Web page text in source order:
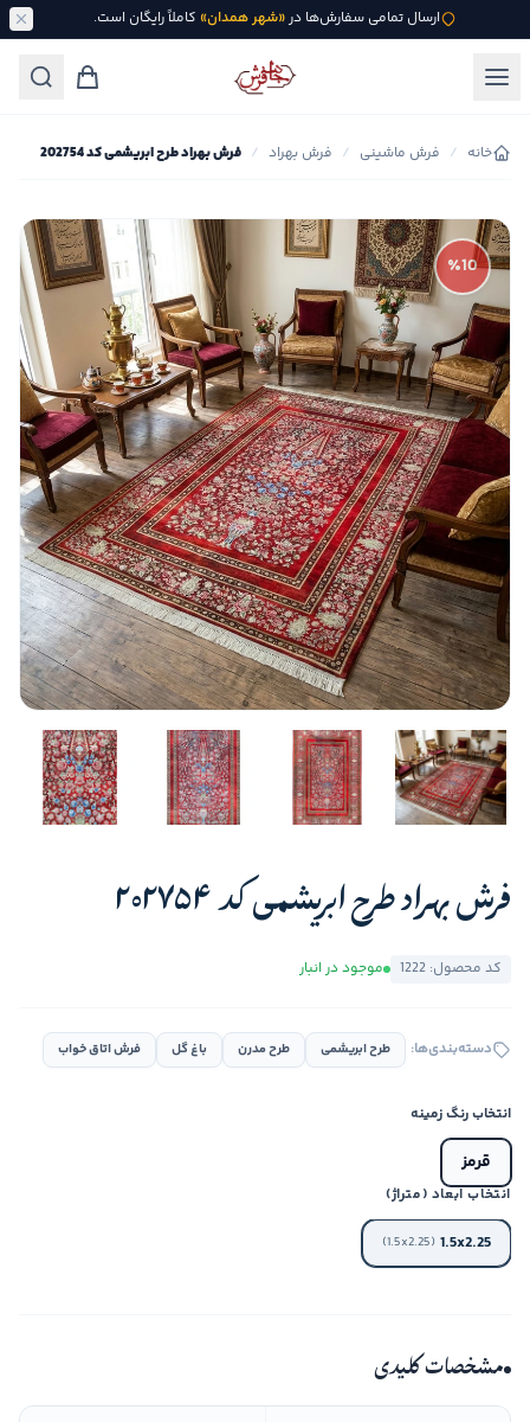
ارسال تمامی سفارش‌ها در«شهر همدان» کاملاً رایگان است.
خانه / فرش ماشینی / فرش بهراد / فرش بهراد طرح ابریشمی کد 202754
٪10
فرش بهراد طرح ابریشمی کد 202754
کد محصول: 1222 موجود در انبار
دسته‌بندی‌ها: طرح ابریشمی طرح مدرن باغ گل فرش اتاق خواب
انتخاب رنگ زمینه
قرمز
انتخاب ابعاد (متراژ)
1.5x2.25
(1.5x2.25)
مشخصات کلیدی